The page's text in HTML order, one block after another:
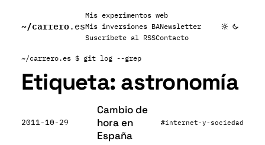
~/carrero.es
Mis experimentos web
Mis inversiones BANewsletter
Suscribete al RSSContacto
~/carrero.es $ git log --grep
Etiqueta: astronomía
2011-10-29
Cambio de
hora en
España
#internet-y-sociedad